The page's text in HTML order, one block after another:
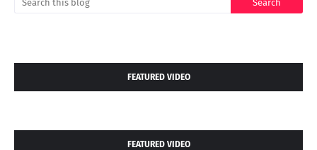
FEATURED VIDEO
FEATURED VIDEO